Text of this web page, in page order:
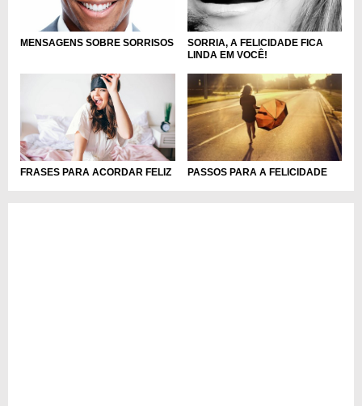
MENSAGENS SOBRE SORRISOS
SORRIA, A FELICIDADE FICA
LINDA EM VOCÊ!
FRASES PARA ACORDAR FELIZ PASSOS PARA A FELICIDADE